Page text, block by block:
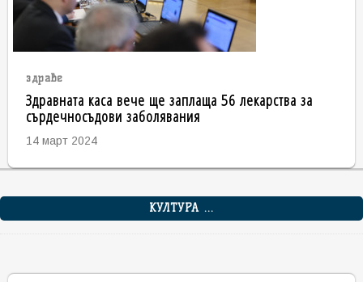
здраве
Здравната каса вече ще заплаща 56 лекарства за
сърдечносъдови заболявания
14 март 2024
КУЛТУРА ...